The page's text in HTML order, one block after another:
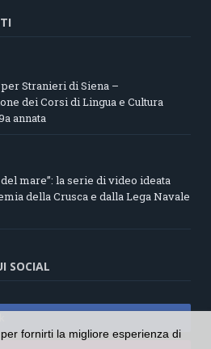
Stranieri di Siena –
dei Corsi di Lingua e Cultura
annata
mare”: la serie di video ideata
della Crusca e dalla Lega Navale
SOCIAL
per fornirti la migliore esperienza di